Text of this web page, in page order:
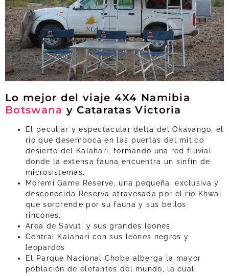
Lo mejor del viaje 4X4 Namibia
Botswana y Cataratas Victoria
El peculiar y espectacular delta del Okavango, el
rio que desemboca en las puertas del mítico
desierto del Kalahari, formando una red fluvial
donde la extensa fauna encuentra un sinfín de
microsistemas.
Moremi Game Reserve, una pequeña, exclusiva y
desconocida Reserva atravesada por el rio Khwai
que sorprende por su fauna y sus bellos
rincones.
Area de Savuti y sus grandes leones
Central Kalahari con sus leones negros y
leopardos
El Parque Nacional Chobe alberga la mayor
población de elefantes del mundo, la cual